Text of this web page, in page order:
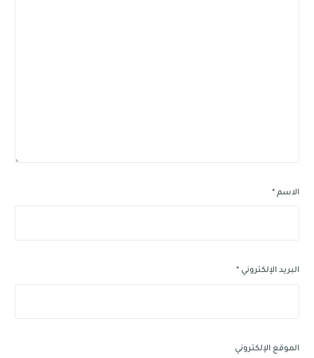
الاسم *
البريد الإلكتروني *
الموقع الإلكتروني